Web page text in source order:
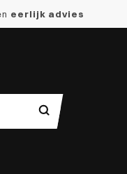
eerlijk advies